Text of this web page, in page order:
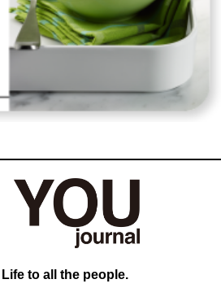
to all the people.